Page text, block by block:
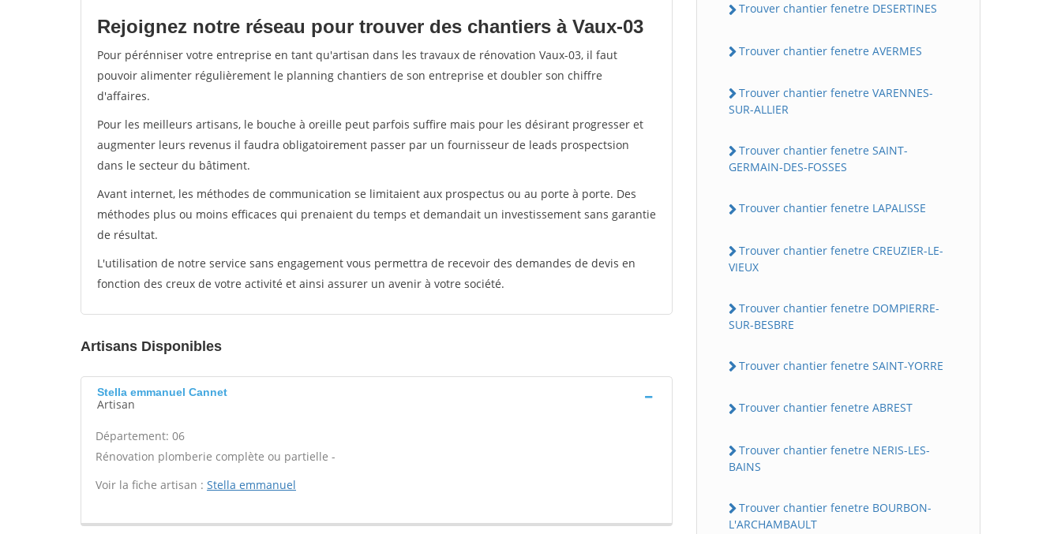
Rejoignez notre réseau pour trouver des chantiers à Vaux-03
Pour pérénniser votre entreprise en tant qu'artisan dans les travaux de rénovation Vaux-03, il faut
pouvoir alimenter régulièrement le planning chantiers de son entreprise et doubler son chiffre
d'affaires.
Pour les meilleurs artisans, le bouche à oreille peut parfois suffire mais pour les désirant progresser et
augmenter leurs revenus il faudra obligatoirement passer par un fournisseur de leads prospectsion
dans le secteur du bâtiment.
Avant internet, les méthodes de communication se limitaient aux prospectus ou au porte à porte. Des
méthodes plus ou moins efficaces qui prenaient du temps et demandait un investissement sans garantie
de résultat.
L'utilisation de notre service sans engagement vous permettra de recevoir des demandes de devis en
fonction des creux de votre activité et ainsi assurer un avenir à votre société.
Artisans Disponibles
Stella emmanuel Cannet
Artisan
Département: 06
Rénovation plomberie complète ou partielle -
Voir la fiche artisan : Stella emmanuel
Trouver chantier fenetre DESERTINES
Trouver chantier fenetre AVERMES
Trouver chantier fenetre VARENNES-
SUR-ALLIER
Trouver chantier fenetre SAINT-
GERMAIN-DES-FOSSES
Trouver chantier fenetre LAPALISSE
Trouver chantier fenetre CREUZIER-LE-
VIEUX
Trouver chantier fenetre DOMPIERRE-
SUR-BESBRE
Trouver chantier fenetre SAINT-YORRE
Trouver chantier fenetre ABREST
Trouver chantier fenetre NERIS-LES-
BAINS
Trouver chantier fenetre BOURBON-
L'ARCHAMBAULT